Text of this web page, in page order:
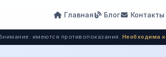
Главная Блог Контакты
имеются противопоказания. Необходима